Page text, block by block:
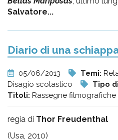
Salvatore...
Diario di una
05/06/2013 Temi:
Disagio scolastico
Tipo
Titoli: Rassegne filmografiche
regia di Thor Freudenthal
(Usa, 2010)